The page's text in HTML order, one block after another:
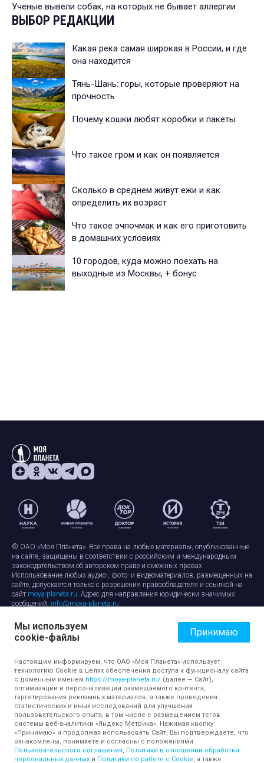
Ученые вывели собак, на которых не бывает аллергии
ВЫБОР РЕДАКЦИИ
Какая река самая широкая в России, и где
она находится
Тянь-Шань: горы, которые проверяют на
прочность
Почему кошки любят коробки и пакеты
Что такое гром и как он появляется
Сколько в среднем живут ежи и как
определить их возраст
Что такое эчпочмак и как его приготовить
в домашних условиях
10 городов, куда можно поехать на
выходные из Москвы, + бонус
© ОАО «Моя Планета». Все права на любые материалы, опубликованные
на сайте, защищены в соответствии с российским и международным
законодательством об авторском праве и смежных правах.
Использование любых аудио-, фото- и видеоматериалов, размещенных на
сайте, допускается только с разрешения правообладателя и ссылкой на
сайт moya-planeta.ru. Адрес для направления юридически значимых
сообщений: info@moya-planeta.ru.
Правила сайтаРабота с cookie-файлами
Защита персональных данных
Обработка персональных данных
Мы используем
cookie-файлы
Принимаю
Настоящим информируем, что ОАО «Моя Планета» использует
технологию Cookie в целях обеспечения доступа к функционалу сайта
с доменным именем https://moya-planeta.ru/ (далее — Сайт),
оптимизации и персонализации размещаемого контента,
таргетирования рекламных материалов, а также проведения
статистических и иных исследований для улучшения
пользовательского опыта, в том числе с размещением тегов
системы веб-аналитики «Яндекс Метрика». Нажимая кнопку
«Принимаю» и продолжая использовать Сайт, Вы подтверждаете, что
ознакомлены, понимаете и согласны с положениями
Пользовательского соглашения, Политики в отношении обработки
персональных данных и Политики по работе с Cookie, а также